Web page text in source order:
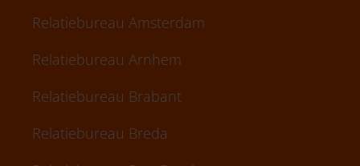
Relatiebureau Amsterdam
Relatiebureau Arnhem
Relatiebureau Brabant
Relatiebureau Breda